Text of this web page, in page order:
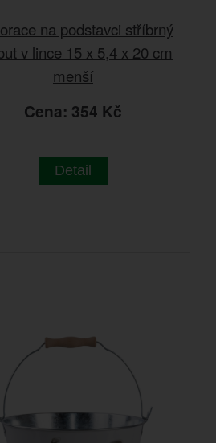
na podstavci stříbrný
v lince 15 x 5,4 x 20 cm
menší
Cena: 354 Kč
Detail